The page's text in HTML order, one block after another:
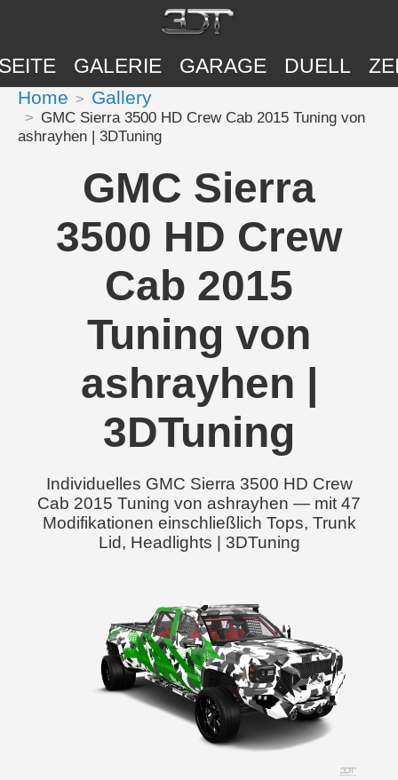
GALERIE GARAGE DUELL
Home Gallery
GMC Sierra 3500 HD Crew Cab 2015 Tuning von
ashrayhen | 3DTuning
GMC Sierra
3500 HD Crew
Cab 2015
Tuning von
ashrayhen |
3DTuning
Individuelles GMC Sierra 3500 HD Crew
Cab 2015 Tuning von ashrayhen — mit 47
Modifikationen einschließlich Tops, Trunk
Lid, Headlights | 3DTuning